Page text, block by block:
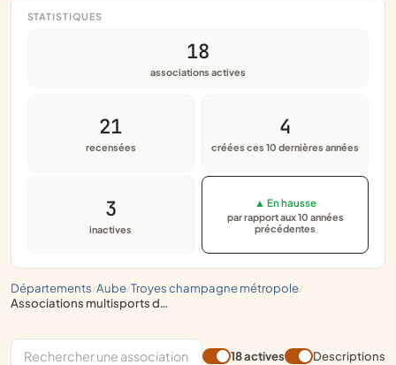
départements/ aube/ troyes champagne métropole/
associations multisports d'entreprise
STATISTIQUES
18
associations actives
21
recensées
4
créées ces 10 dernières années
3
inactives
▲ En hausse
par rapport aux 10 années
précédentes
18 actives Descriptions